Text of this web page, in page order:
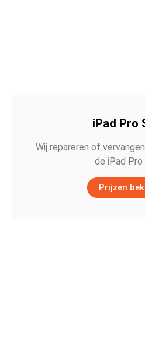
iPad Pro
Wij repareren of
de iPad Pro
Prijzen